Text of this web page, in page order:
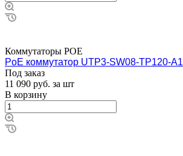
Коммутаторы POE
PoE коммутатор UTP3-SW08-TP120-A1
Под заказ
11 090 руб. за шт
В корзину